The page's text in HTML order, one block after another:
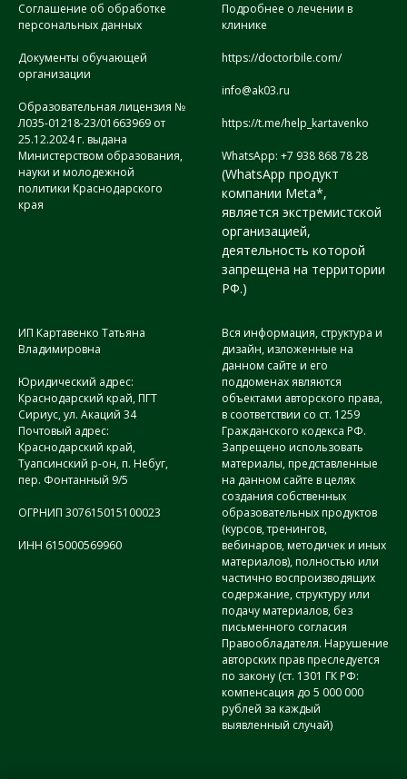
Соглашение об обработке
персональных данных
Документы обучающей
организации
Образовательная лицензия №
Л035-01218-23/01663969 от
25.12.2024 г. выдана
Министерством образования,
науки и молодежной
политики Краснодарского
края
Подробнее о лечении в
клинике
https://doctorbile.com/
info@ak03.ru
https://t.me/help_kartavenko
WhatsApp: +7 938 868 78 28
(WhatsApp продукт
компании Meta*,
является экстремистской
организацией,
деятельность которой
запрещена на территории
РФ.)
ИП Картавенко Татьяна
Владимировна
Юридический адрес:
Краснодарский край, ПГТ
Сириус, ул. Акаций 34
Почтовый адрес:
Краснодарский край,
Туапсинский р-он, п. Небуг,
пер. Фонтанный 9/5
ОГРНИП 307615015100023
ИНН 615000569960
Вся информация, структура и
дизайн, изложенные на
данном сайте и его
поддоменах являются
объектами авторского права,
в соответствии со ст. 1259
Гражданского кодекса РФ.
Запрещено использовать
материалы, представленные
на данном сайте в целях
создания собственных
образовательных продуктов
(курсов, тренингов,
вебинаров, методичек и иных
материалов), полностью или
частично воспроизводящих
содержание, структуру или
подачу материалов, без
письменного согласия
Правообладателя. Нарушение
авторских прав преследуется
по закону (ст. 1301 ГК РФ:
компенсация до 5 000 000
рублей за каждый
выявленный случай)